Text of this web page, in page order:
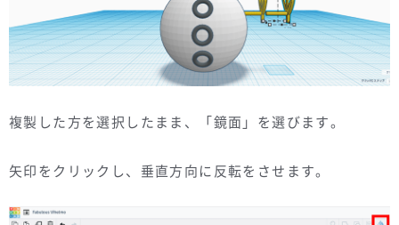
複製した方を選択したまま、「鏡面」を選びます。
矢印をクリックし、垂直方向に反転をさせます。